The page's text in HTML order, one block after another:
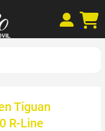
Tiguan
R-Line